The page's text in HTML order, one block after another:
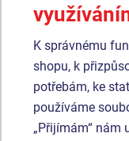
Edukační panel -
měřím? -
K správnému
shopu, k
potřebám, ke
používáme
„Přijímám“ nám